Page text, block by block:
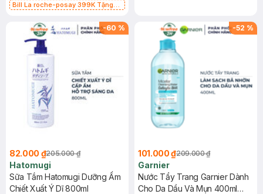
Bill La roche-posay 399K Tặng
(SL có hạn)
-60 %
82.000 ₫205.000 ₫
Hatomugi
Sữa Tắm Hatomugi Dưỡng Ẩm
Chiết Xuất Ý Dĩ 800ml
-52 %
101.000 ₫209.000 ₫
Garnier
Nước Tẩy Trang Garnier Dành
Cho Da Dầu Và Mụn 400ml